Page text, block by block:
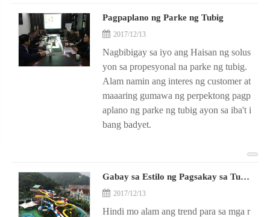
Pagpaplano ng Parke ng Tubig
2017/12/13
Nagbibigay sa iyo ang Haisan ng solus
yon sa propesyonal na parke ng tubig.
Alam namin ang interes ng customer at
maaaring gumawa ng perpektong pagp
aplano ng parke ng tubig ayon sa iba't i
bang badyet.
Gabay sa Estilo ng Pagsakay sa Tubig
2017/12/13
Hindi mo alam ang trend para sa mga r